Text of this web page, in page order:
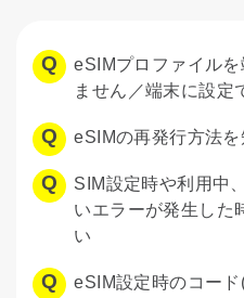
eSIMプロファイル
ません／端末に設定
eSIMの再発行方法を
SIM設定時や利用中
いエラーが発生した
い
eSIM設定時のコー